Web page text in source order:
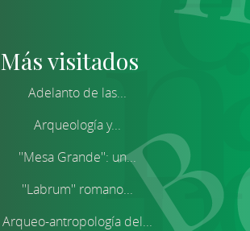
Más visitados
Adelanto de las...
Arqueología y...
''Mesa Grande'': un...
''Labrum'' romano...
Arqueo-antropología del...